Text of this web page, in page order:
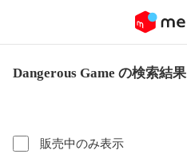
Dangerous Game の検索結果
販売中のみ表示